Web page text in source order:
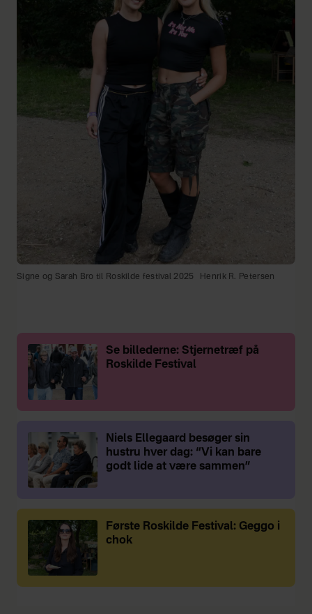
Signe og Sarah Bro til Roskilde festival 2025 Henrik R. Petersen
Se billederne: Stjernetræf på
Roskilde Festival
Niels Ellegaard besøger sin
hustru hver dag: “Vi kan bare
godt lide at være sammen”
Første Roskilde Festival: Geggo i
chok